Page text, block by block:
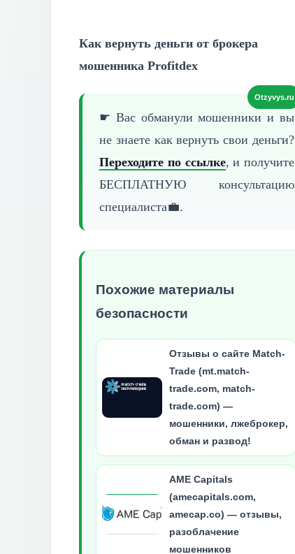
Как вернуть деньги от брокера
мошенника Profitdex
☛ Вас обманули мошенники и вы
не знаете как вернутьсвои деньги?
Переходите по ссылке, и получите
БЕСПЛАТНУЮ консультацию
специалиста💼.
Похожие материалы
безопасности
Отзывы о сайте Match-
Trade (mt.match-
trade.com, match-
trade.com) —
мошенники, лжеброкер,
обман и развод!
AME Capitals
(amecapitals.com,
amecap.co) — отзывы,
разоблачение
мошенников